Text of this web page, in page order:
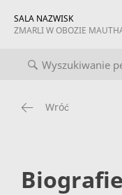
SALA NAZWISK
ZMARLI W OBOZIE
Biografie
Wróć
Biografie